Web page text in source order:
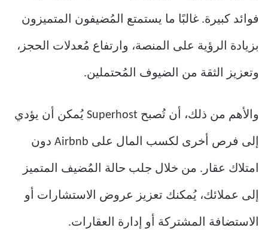
فوائد كبيرة. غالبًا ما يستمتع المُضيفون المتميزون
بزيادة الرؤية على المنصة، وارتفاع مُعدلات الحجز،
وتعزيز الثقة من الضيوف المُحتملين.
والأهم من ذلك، أن تُصبح Superhost يُمكن أن يؤدي
إلى فرص أخرى لكسب المال على Airbnb دون
امتلاك عقار. من خلال جلب حالة المُضيف المتميز
إلى عملائك، يُمكنك تعزيز عروض الاستشارات أو
الاستضافة المشتركة أو إدارة العقارات.